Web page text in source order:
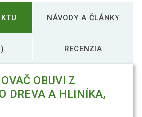
NÁVODY A ČLÁNKY
RECENZIA
OBUVI Z
DREVA A HLINÍKA,